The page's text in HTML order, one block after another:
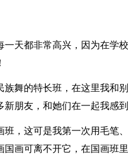
一天都非常高兴，因为在学
族舞的特长班，在这里我和
朋友，和她们在一起我感到
班，这可是我第一次用毛笔
国画可离不开它，在国画班